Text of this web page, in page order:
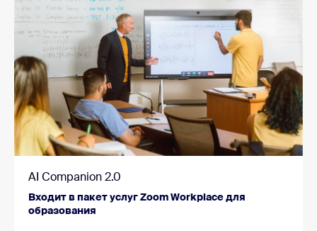
AI Companion 2.0
Входит в пакет услуг Zoom Workplace для
образования